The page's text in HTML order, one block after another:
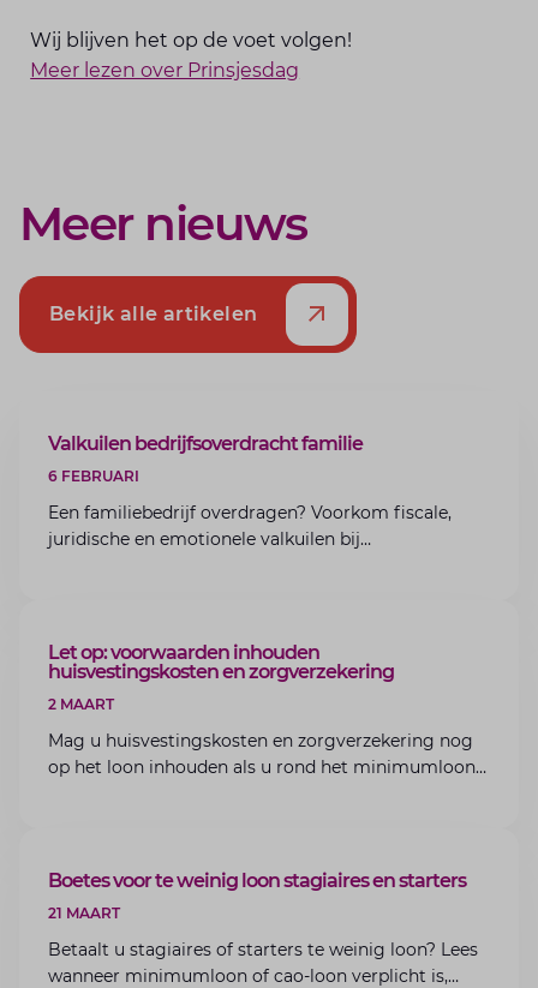
Wij blijven het op de voet volgen!
Meer lezen over Prinsjesdag
Meer nieuws
Bekijk alle artikelen
ARTIKEL
Valkuilen bedrijfsoverdracht familie
6 FEBRUARI
Een familiebedrijf overdragen? Voorkom fiscale,
juridische en emotionele valkuilen bij
ARTIKEL
Let op: voorwaarden inhouden
huisvestingskosten en zorgverzekering
2 MAART
Mag u huisvestingskosten en zorgverzekering nog
op het loon inhouden als u rond het minimumloon
ARTIKEL
Boetes voor te weinig loon stagiaires en starters
21 MAART
Betaalt u stagiaires of starters te weinig loon? Lees
wanneer minimumloon of cao-loon verplicht is,